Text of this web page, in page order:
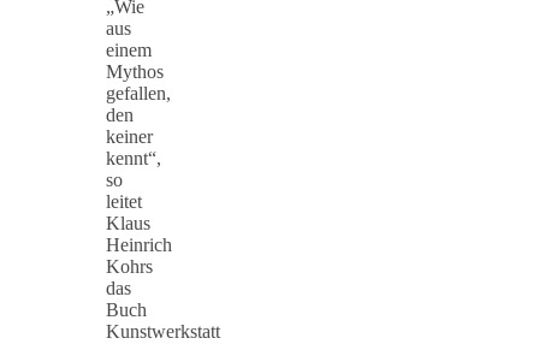
„Wie
aus
einem
Mythos
gefallen,
den
keiner
kennt“,
so
leitet
Klaus
Heinrich
Kohrs
das
Buch
Kunstwerkstatt